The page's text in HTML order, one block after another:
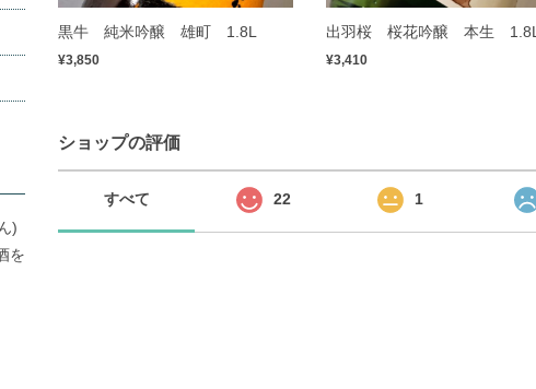
黒牛 純米吟醸 雄町 1.8L
¥3,850
出羽桜 桜花吟醸 本生 1.8L
¥3,410
ショップの評価
すべて 22 1
)
を